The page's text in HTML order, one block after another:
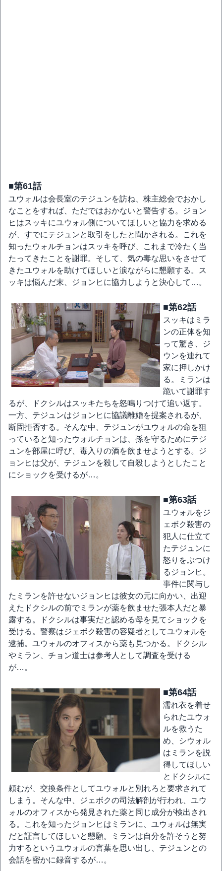
■第61話
ユウォルは会長室のテジュンを訪ね、株主総会でおかし
なことをすれば、ただではおかないと警告する。ジョン
ヒはスッキにユウォル側についてほしいと協力を求める
が、すでにテジュンと取引をしたと聞かされる。これを
知ったウォルチョンはスッキを呼び、これまで冷たく当
たってきたことを謝罪。そして、気の毒な思いをさせて
きたユウォルを助けてほしいと涙ながらに懇願する。ス
ッキは悩んだ末、ジョンヒに協力しようと決心して…。
■第62話
スッキはミラ
ンの正体を知
って驚き、ジ
ウンを連れて
家に押しかけ
る。ミランは
跪いて謝罪す
るが、ドクシルはスッキたちを怒鳴りつけて追い返す。
一方、テジュンはジョンヒに協議離婚を提案されるが、
断固拒否する。そんな中、テジュンがユウォルの命を狙
っていると知ったウォルチョンは、孫を守るためにテジ
ュンを部屋に呼び、毒入りの酒を飲ませようとする。ジ
ョンヒは父が、テジュンを殺して自殺しようとしたこと
にショックを受けるが…。
■第63話
ユウォルをジ
ェボク殺害の
犯人に仕立て
たテジュンに
怒りをぶつけ
るジョンヒ。
事件に関与し
たミランを許せないジョンヒは彼女の元に向かい、出迎
えたドクシルの前でミランが薬を飲ませた張本人だと暴
露する。ドクシルは事実だと認める母を見てショックを
受ける。警察はジェボク殺害の容疑者としてユウォルを
逮捕。ユウォルのオフィスから薬も見つかる。ドクシル
やミラン、チョン道士は参考人として調査を受ける
が…。
■第64話
濡れ衣を着せ
られたユウォ
ルを救うた
め、シウォル
はミランを説
得してほしい
とドクシルに
頼むが、交換条件としてユウォルと別れろと要求されて
しまう。そんな中、ジェボクの司法解剖が行われ、ユウ
ォルのオフィスから発見された薬と同じ成分が検出され
る。これを知ったジョンヒはミランに、ユウォルは無実
だと証言してほしいと懇願。ミランは自分を許そうと努
力するというユウォルの言葉を思い出し、テジュンとの
会話を密かに録音するが…。